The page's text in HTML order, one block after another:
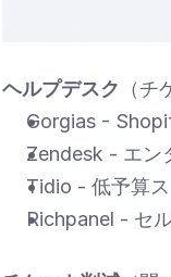
ヘルプデスク （チ
Gorgias -
Zendesk - エン
Tidio - 低予算
Richpanel - セ